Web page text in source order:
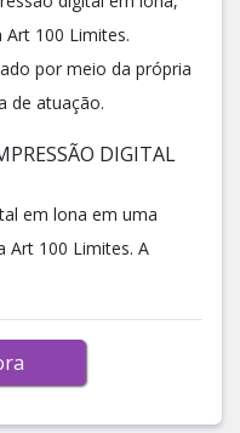
100 Limites.
por meio da própria
de atuação.
DIGITAL
em lona em uma
Art 100 Limites. A